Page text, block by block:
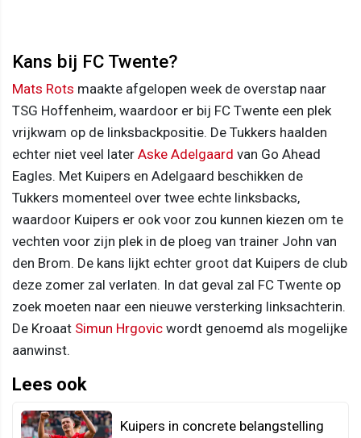
Kans bij FC Twente?
Mats Rots maakte afgelopen week de overstap naar
TSG Hoffenheim, waardoor er bij FC Twente een plek
vrijkwam op de linksbackpositie. De Tukkers haalden
echter niet veel later Aske Adelgaard van Go Ahead
Eagles. Met Kuipers en Adelgaard beschikken de
Tukkers momenteel over twee echte linksbacks,
waardoor Kuipers er ook voor zou kunnen kiezen om te
vechten voor zijn plek in de ploeg van trainer John van
den Brom. De kans lijkt echter groot dat Kuipers de club
deze zomer zal verlaten. In dat geval zal FC Twente op
zoek moeten naar een nieuwe versterking linksachterin.
De Kroaat Simun Hrgovic wordt genoemd als mogelijke
aanwinst.
Lees ook
Kuipers in concrete belangstelling